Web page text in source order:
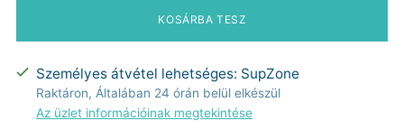
KOSÁRBA TESZ
Személyes átvétel lehetséges: SupZone
Raktáron, Általában 24 órán belül elkészül
Az üzlet információinak megtekintése